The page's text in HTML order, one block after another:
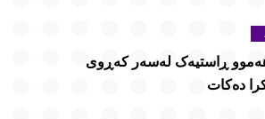
ڕاستیەک لەسەر کەڕوی
دەکات